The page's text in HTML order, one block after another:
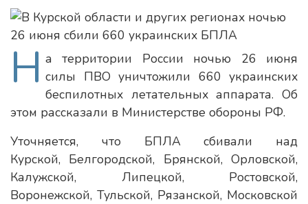
Н а территории России ночью 26 июня
силы ПВО уничтожили 660 украинских
беспилотных летательных аппарата. Об
этом рассказали в Министерстве обороны РФ.
Уточняется, что БПЛА сбивали над
Курской, Белгородской, Брянской, Орловской,
Калужской, Липецкой, Ростовской,
Воронежской, Тульской, Рязанской, Московской